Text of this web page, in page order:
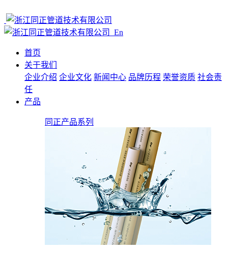
En
首页
关于我们
企业介绍 企业文化 新闻中心 品牌历程 荣誉资质 社会责
任
产品
同正产品系列